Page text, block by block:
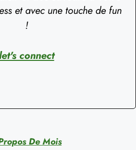
et avec une touche de fun
!
connect
De Mois